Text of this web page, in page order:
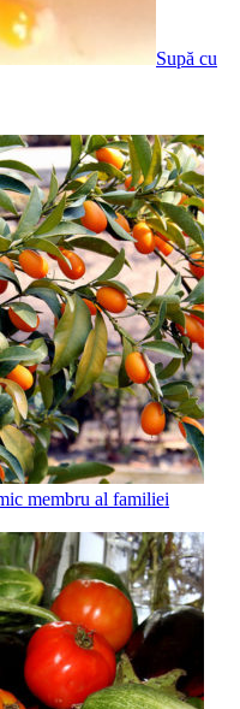
Supă cu
membru al familiei